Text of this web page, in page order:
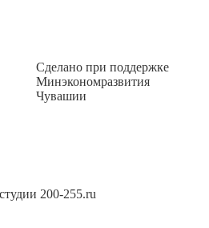
Сделано при поддержке
Минэкономразвития
Чувашии
200-255.ru